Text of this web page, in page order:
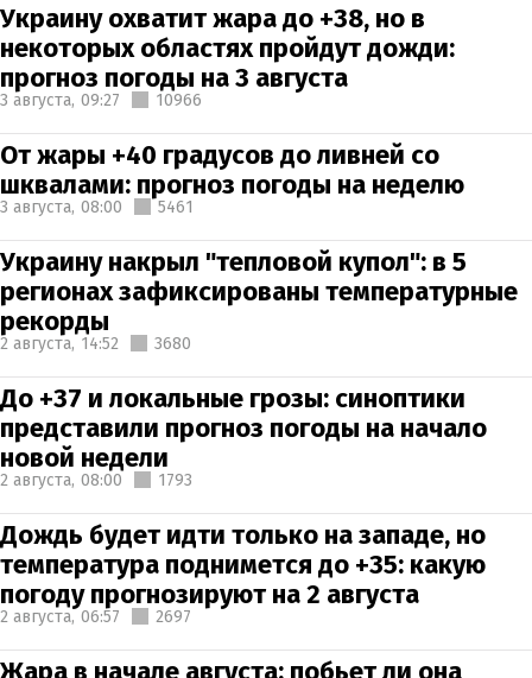
Украину охватит жара до +38, но в
некоторых областях пройдут дожди:
прогноз погоды на 3 августа
3 августа, 09:27 10966
От жары +40 градусов до ливней со
шквалами: прогноз погоды на неделю
3 августа, 08:00 5461
Украину накрыл "тепловой купол": в 5
регионах зафиксированы температурные
рекорды
2 августа, 14:52 3680
До +37 и локальные грозы: синоптики
представили прогноз погоды на начало
новой недели
2 августа, 08:00 1793
Дождь будет идти только на западе, но
температура поднимется до +35: какую
погоду прогнозируют на 2 августа
2 августа, 06:57 2697
Жара в начале августа: побьет ли она